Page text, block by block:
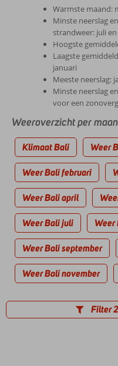
Warmste maand:
Minste neerslag
strandweer: juli
Hoogste
Laagste
januari
Meeste neerslag:
Minste neerslag
voor een
Weeroverzicht per
Klimaat Bali Weer
Weer Bali februari
Weer Bali april
Weer Bali juli Weer
Weer Bali september
Weer Bali november
Filter